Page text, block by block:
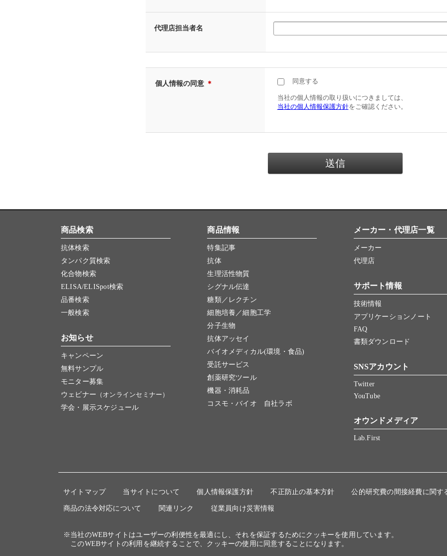
代理店担当者名
個人情報の同意 ＊ 同意する
当社の個人情報の取り扱いにつきましては、
当社の個人情報保護方針をご確認ください。
商品検索
抗体検索
タンパク質検索
化合物検索
ELISA/ELISpot検索
品番検索
一般検索
お知らせ
キャンペーン
無料サンプル
モニター募集
ウェビナー （オンラインセミナー）
学会・展示スケジュール
商品情報
特集記事
抗体
生理活性物質
シグナル伝達
糖類／レクチン
細胞培養／細胞工学
分子生物
抗体アッセイ
バイオメディカル(環境・食品)
受託サービス
創薬研究ツール
機器・消耗品
コスモ・バイオ 自社ラボ
メーカー・代理店一覧
メーカー
代理店
サポート情報
技術情報
アプリケーションノート
FAQ
書類ダウンロード
SNSアカウント
Twitter
YouTube
オウンドメディア
Lab.First
サイトマップ 当サイトについて 個人情報保護方針 不正防止の基本方針 公的研究費の間接経費に関す
商品の法令対応について 関連リンク 従業員向け災害情報
※当社のWEBサイトはユーザーの利便性を最適にし、それを保証するためにクッキーを使用しています。
このWEBサイトの利用を継続することで、クッキーの使用に同意することになります。